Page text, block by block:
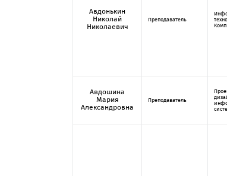
Авдонькин
Николай
Николаевич
Преподаватель
Авдошина
Мария
Александровна
Преподаватель